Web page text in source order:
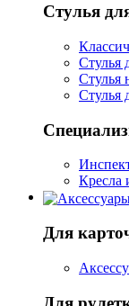
Стулья
Стулья
Стулья
Стулья
Кресла
Для